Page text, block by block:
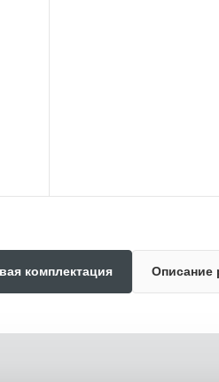
комплектация Описание